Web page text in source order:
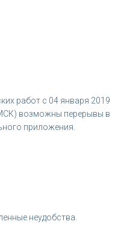
работ с 04 января 2019
возможны перерывы в
приложения.
неудобства.